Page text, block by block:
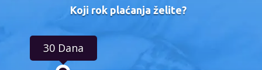
Koji rok plaćanja želite?
30 Dana